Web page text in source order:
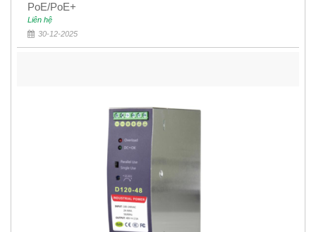
PoE/PoE+
Liên hệ
30-12-2025